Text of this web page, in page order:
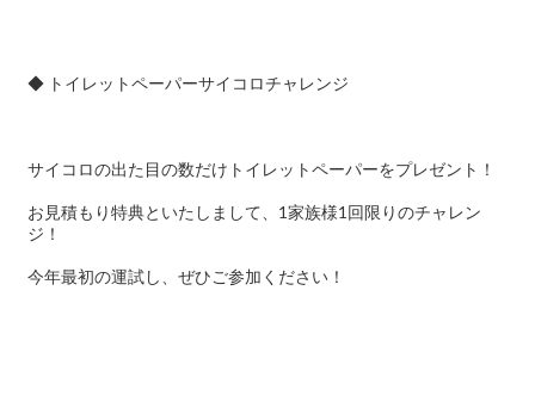
◆ トイレットペーパーサイコロチャレンジ
サイコロの出た目の数だけトイレットペーパーをプレゼント！
お見積もり特典といたしまして、1家族様1回限りのチャレン
ジ！
今年最初の運試し、ぜひご参加ください！